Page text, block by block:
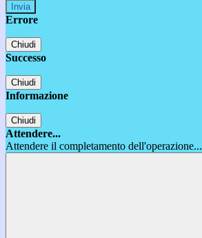
Errore
Chiudi
Successo
Chiudi
Informazione
Chiudi
Attendere...
Attendere il completamento dell'operazione...